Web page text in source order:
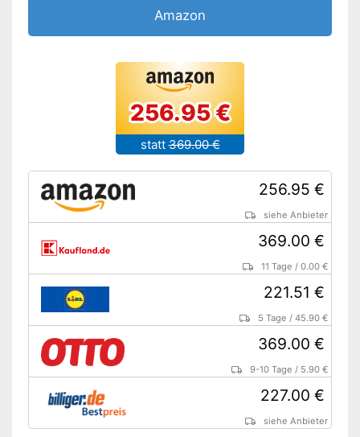
Amazon
256.95 €
statt 369.00 €
256.95 €
siehe Anbieter
369.00 €
11 Tage /0.00 €
221.51 €
5 Tage /45.90 €
369.00 €
9-10 Tage / 5.90 €
227.00 €
siehe Anbieter